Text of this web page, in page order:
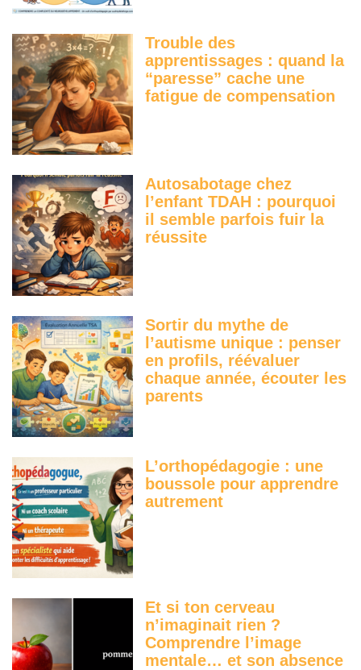
Trouble des
apprentissages : quand la
“paresse” cache une
fatigue de compensation
Autosabotage chez
l’enfant TDAH : pourquoi
il semble parfois fuir la
réussite
Sortir du mythe de
l’autisme unique : penser
en profils, réévaluer
chaque année, écouter les
parents
L’orthopédagogie : une
boussole pour apprendre
autrement
Et si ton cerveau
n’imaginait rien ?
Comprendre l’image
mentale… et son absence